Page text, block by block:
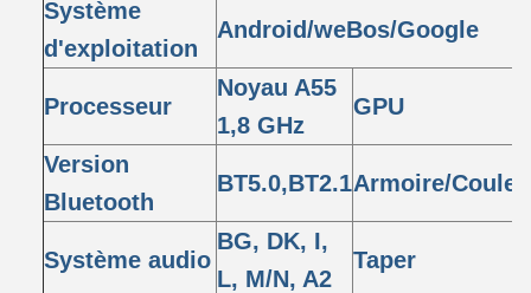
Système
d'exploitation
Android/weBos/Google
Processeur
Noyau A55
1,8 GHz
GPU
Version
Bluetooth
BT5.0,BT2.1Armoire/
Système audio
BG, DK, I,
L, M/N, A2
Taper